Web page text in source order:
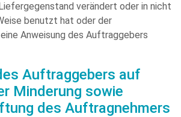
verändert oder in nicht
benutzt hat oder der
Anweisung des Auftraggebers
Auftraggebers auf
Minderung sowie
des Auftragnehmers